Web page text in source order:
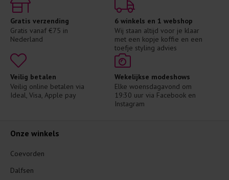
Gratis verzending
Gratis vanaf €75 in
Nederland
6 winkels en 1 webshop
Wij staan altijd voor je klaar
met een kopje koffie en een
toefje styling advies
Veilig betalen
Veilig online betalen via
Ideal, Visa, Apple pay
Wekelijkse modeshows
Elke woensdagavond om
19:30 uur via Facebook en
Instagram
Onze winkels
Coevorden
Dalfsen